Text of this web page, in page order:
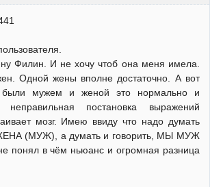
Филин. И не хочу чтоб она меня имела.
Одной жены вполне достаточно. А вот
мужем и женой это нормально и
постановка выражений
мозг. Имею ввиду что надо думать
(МУЖ), а думать и говорить, МЫ МУЖ
понял в чём ньюанс и огромная разница